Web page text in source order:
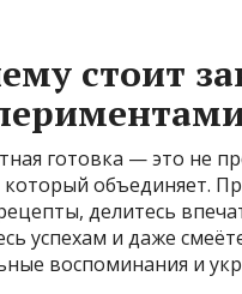
стоит
готовка — это не
который объединяет.
делитесь
успехам и даже
воспоминания и